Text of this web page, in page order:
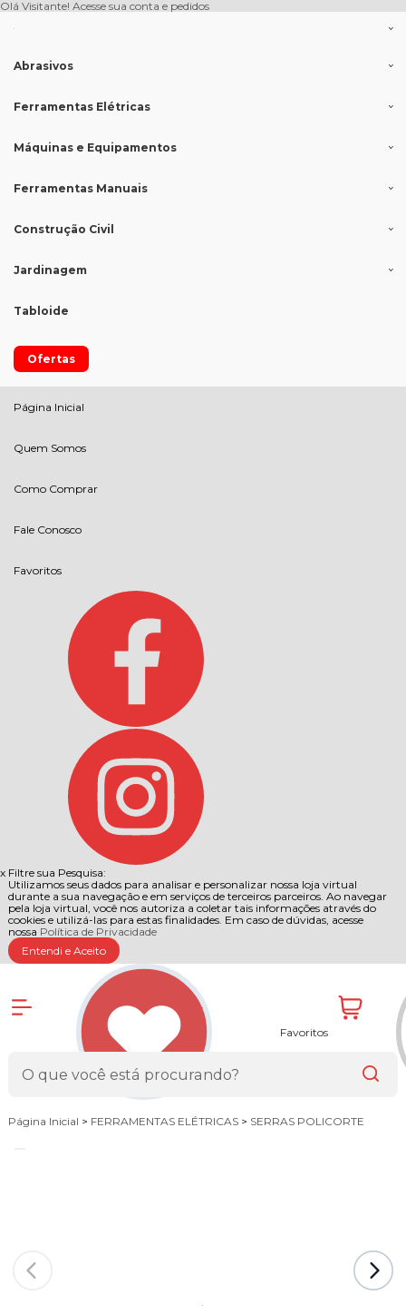
Olá Visitante! Acesse sua conta e pedidos
Abrasivos
Ferramentas Elétricas
Máquinas e Equipamentos
Ferramentas Manuais
Construção Civil
Jardinagem
Tabloide
Ofertas
Página Inicial
Quem Somos
Como Comprar
Fale Conosco
Favoritos
x Filtre sua Pesquisa:
Utilizamos seus dados para analisar e personalizar nossa loja virtual
durante a sua navegação e em serviços de terceiros parceiros. Ao navegar
pela loja virtual, você nos autoriza a coletar tais informações através do
cookies e utilizá-las para estas finalidades. Em caso de dúvidas, acesse
nossa Política de Privacidade
Entendi e Aceito
Favoritos
Página Inicial > FERRAMENTAS ELÉTRICAS > SERRAS POLICORTE